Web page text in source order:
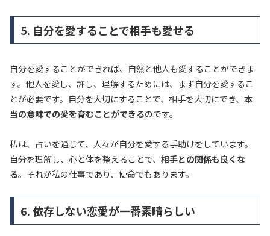
5. 自分を愛することで相手も愛せる
自分を愛することができれば、自然と他人も愛することができま
す。他人を愛し、許し、理解するためには、まず自分を愛するこ
とが必要です。自分を大切にすることで、相手を大切にでき、 本
当の意味での愛を育むことができるのです。
私は、占いを通じて、人々が自分を愛する手助けをしています。
自分を理解し、心と体を整えることで、 相手との関係も良くな
る。それが私の仕事であり、使命でもあります。
6. 依存しない恋愛が一番素晴らしい